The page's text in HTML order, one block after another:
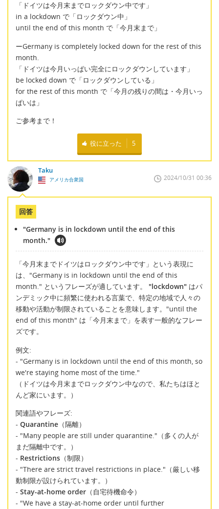
「ドイツは今月末までロックダウン中です」
in a lockdown で「ロックダウン中」
until the end of this month で「今月末まで」
ーGermany is completely locked down for the rest of this
month.
「ドイツは今月いっぱい完全にロックダウンしています」
be locked down で「ロックダウンしている」
for the rest of this month で「今月の残りの間は・今月いっ
ぱいは」
ご参考まで！
役に立った 5
Taku
アメリカ合衆国 2024/10/31 00:36
回答
"Germany is in lockdown until the end of this
month."
「今月末までドイツはロックダウン中です」という表現に
は、"Germany is in lockdown until the end of this
month." というフレーズが適しています。 "lockdown" はパ
ンデミック中に頻繁に使われる言葉で、特定の地域で人々の
移動や活動が制限されていることを意味します。"until the
end of this month" は「今月末まで」を表す一般的なフレー
ズです。
例文:
- "Germany is in lockdown until the end of this month, so
we're staying home most of the time."
（ドイツは今月末までロックダウン中なので、私たちはほと
んど家にいます。）
関連語やフレーズ:
- Quarantine （隔離）
- "Many people are still under quarantine."（多くの人が
まだ隔離中です。）
- Restrictions （制限）
- "There are strict travel restrictions in place."（厳しい移
動制限が設けられています。）
- Stay-at-home order （自宅待機命令）
- "We have a stay-at-home order until further